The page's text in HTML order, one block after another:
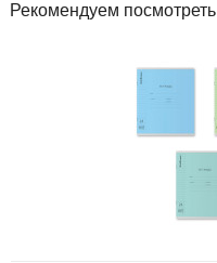
Рекомендуем посмотреть